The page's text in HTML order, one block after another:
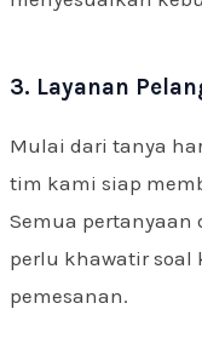
3. Layanan
Mulai dari tanya
tim kami siap
Semua pertanyaan
perlu khawatir soal
pemesanan.